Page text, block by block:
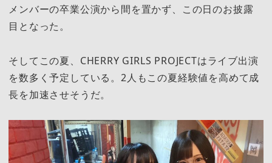
メンバーの卒業公演から間を置かず、この日のお披露
目となった。
そしてこの夏、CHERRY GIRLS PROJECTはライブ出演
を数多く予定している。2人もこの夏経験値を高めて成
長を加速させそうだ。